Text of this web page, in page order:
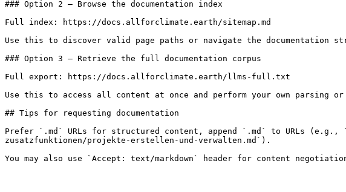
### Option 2 — Browse the documentation index
Full index: https://docs.allforclimate.earth/sitemap.md
Use this to discover valid page paths or navigate the documentation
### Option 3 — Retrieve the full documentation corpus
Full export: https://docs.allforclimate.earth/llms-full.txt
Use this to access all content at once and perform your own parsing
## Tips for requesting documentation
Prefer `.md` URLs for structured content, append `.md` to URLs
zusatzfunktionen/projekte-erstellen-und-verwalten.md`).